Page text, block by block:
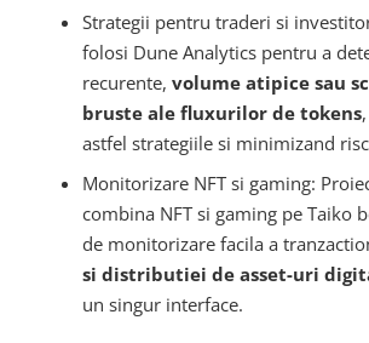
Strategii pentru traderi si
folosi Dune Analytics pentru a
recurente, volume atipice sau
bruste ale fluxurilor de tokens
astfel strategiile si minimizand
Monitorizare NFT si gaming:
combina NFT si gaming pe Taiko
de monitorizare facila a
si distributiei de asset-uri
un singur interface.